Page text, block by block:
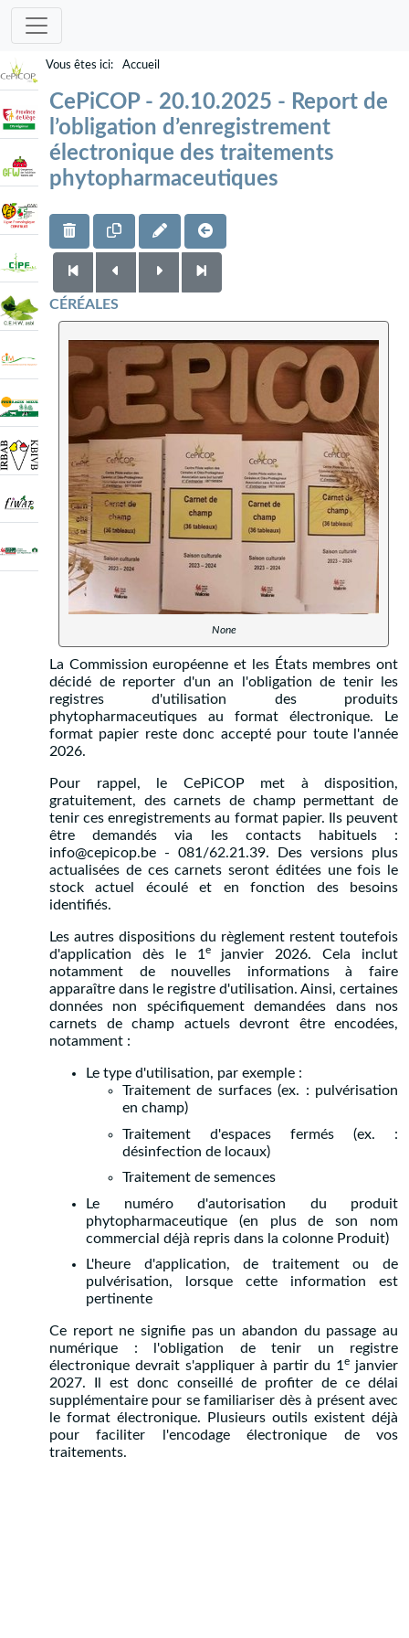
Accueil
CePiCOP - 20.10.2025 - Report de
l’obligation d’enregistrement
électronique des traitements
phytopharmaceutiques
CÉRÉALES
None
La Commission européenne et les États membres ont
décidé de reporter d'un an l'obligation de tenir les
registres d'utilisation des produits
phytopharmaceutiques au format électronique. Le
format papier reste donc accepté pour toute l'année
2026.
Pour rappel, le CePiCOP met à disposition,
gratuitement, des carnets de champ permettant de
tenir ces enregistrements au format papier. Ils peuvent
être demandés via les contacts habituels :
info@cepicop.be - 081/62.21.39. Des versions plus
actualisées de ces carnets seront éditées une fois le
stock actuel écoulé et en fonction des besoins
identifiés.
Les autres dispositions du règlement restent toutefois
d'application dès le 1 ejanvier 2026. Cela inclut
notamment de nouvelles informations à faire
apparaître dans le registre d'utilisation. Ainsi, certaines
données non spécifiquement demandées dans nos
carnets de champ actuels devront être encodées,
notamment :
Le type d'utilisation, par exemple :
Traitement de surfaces (ex. : pulvérisation
en champ)
Traitement d'espaces fermés (ex. :
désinfection de locaux)
Traitement de semences
Le numéro d'autorisation du produit
phytopharmaceutique (en plus de son nom
commercial déjà repris dans la colonne Produit)
L'heure d'application, de traitement ou de
pulvérisation, lorsque cette information est
pertinente
Ce report ne signifie pas un abandon du passage au
numérique : l'obligation de tenir un registre
électronique devrait s'appliquer à partir du 1e janvier
2027. Il est donc conseillé de profiter de ce délai
supplémentaire pour se familiariser dès à présent avec
le format électronique. Plusieurs outils existent déjà
pour faciliter l'encodage électronique de vos
traitements.